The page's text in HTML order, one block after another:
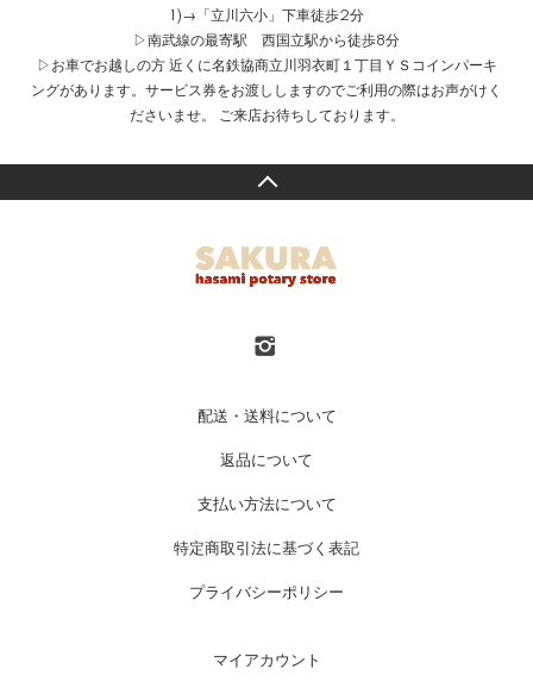
1)→「立川六小」下車徒歩2分
▷南武線の最寄駅 西国立駅から徒歩8分
▷お車でお越しの方 近くに名鉄協商立川羽衣町１丁目ＹＳコインパーキ
ングがあります。サービス券をお渡ししますのでご利用の際はお声がけく
ださいませ。 ご来店お待ちしております。
配送・送料について
返品について
支払い方法について
特定商取引法に基づく表記
プライバシーポリシー
マイアカウント